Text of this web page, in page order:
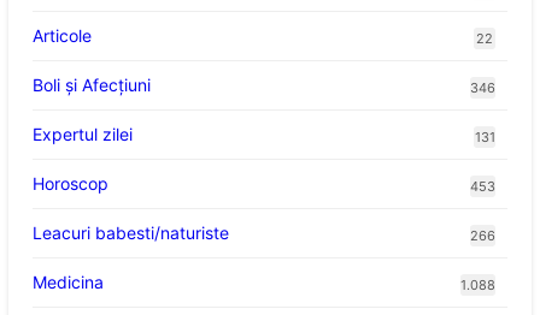
Articole 22
Boli și Afecțiuni 346
Expertul zilei 131
Horoscop 453
Leacuri babesti/naturiste 266
Medicina 1.088